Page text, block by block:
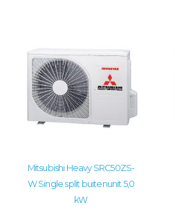
Mitsubishi Heavy SRC50ZS-
W Single split buitenunit 5,0
kW